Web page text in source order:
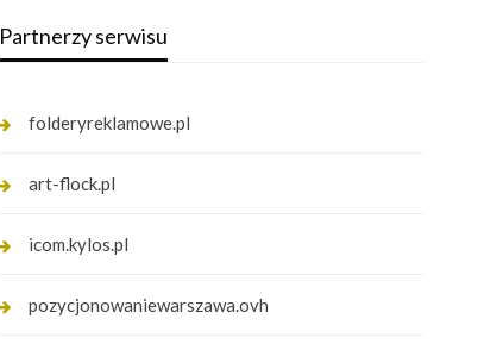
Partnerzy serwisu
folderyreklamowe.pl
art-flock.pl
icom.kylos.pl
pozycjonowaniewarszawa.ovh